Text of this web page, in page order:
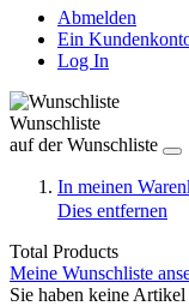
Abmelden
Ein
Log In
Wunschliste
auf der Wunschliste
In meinen
Dies entfernen
Total Products
Meine Wunschliste
Sie haben keine